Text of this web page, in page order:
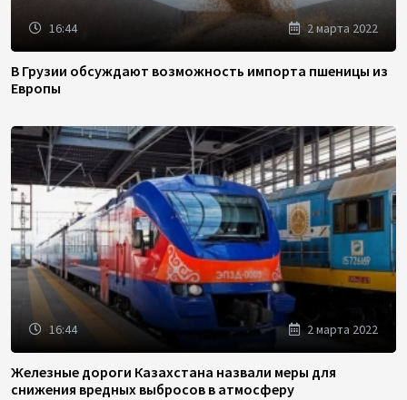
16:44 2 марта 2022
В Грузии обсуждают возможность импорта пшеницы из
Европы
16:44 2 марта 2022
Железные дороги Казахстана назвали меры для
снижения вредных выбросов в атмосферу